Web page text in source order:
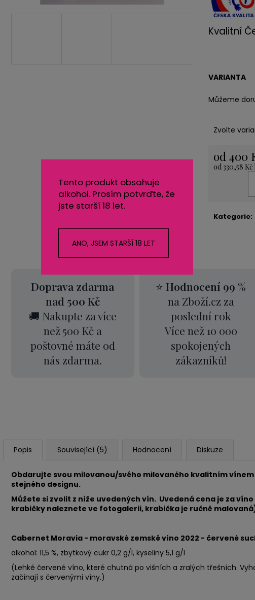
Kvalitní
Tento produkt obsahuje
alkohol. Prosím potvrďte, že
jste starší 18 let.
ANO, JSEM STARŠÍ 18 LET
VARIANTA
Můžeme
Zvolte
od400
od330,58 Kč
Kategorie:
Doprava zdarma
nad 500 Kč
🚚 Nakupte za více
než 500 Kč a
poštovné máte od
nás zdarma.
⭐ Hodnocení 99 %
na Zboží.cz za
poslední rok
Více než 10 000
spokojených
zákazníků!
Popis Související (5) Hodnocení Diskuze
Obdarujte svou milovanou/svého milovaného kvalitním vínem
stejného designu.
Můžete si zvolit z níže uvedených vín. Uvedená cena je za
krabičky naleznete ve fotogalerii, krabička je ručně
Cabernet Moravia - moravské zemské víno 2022 - červené
alkohol: 11,5 %, zbytkový cukr 0,2 g/l, kyseliny 5,1 g/l
(Lehké červené víno, které chutná po višních a zralých třešních.
začínají s červenými víny.)
KARTONOVÁ STŘÍŽ 1 KG